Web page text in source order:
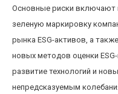
Основные риски
зеленую маркировку
рынка ESG-активов, а
новых методов оценки
развитие технологий и
непредсказуемым